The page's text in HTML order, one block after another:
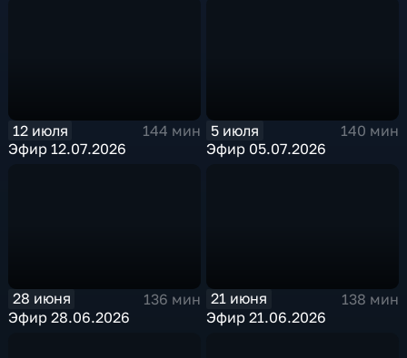
12 июля
144 мин
Эфир 12.07.2026
5 июля
140 мин
Эфир 05.07.2026
28 июня
136 мин
Эфир 28.06.2026
21 июня
138 мин
Эфир 21.06.2026